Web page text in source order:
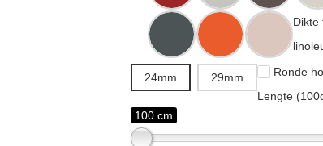
Dikte
24mm 29mm
Ronde
Lengte
100 cm